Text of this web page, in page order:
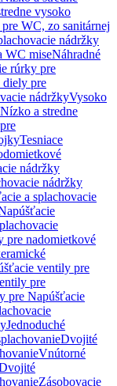
vysoko
WC, zo sanitárnej
nádržky
WC miseNáhradné
rúrky pre
diely pre
nádržkyVysoko
Nízko a stredne
Tesniace
nádržky
nádržky
a splachovacie
pre nadomietkové
ventily pre
pre
pre Napúšťacie
Jednoduché
Dvojité
Vnútorné
Zásobovacie